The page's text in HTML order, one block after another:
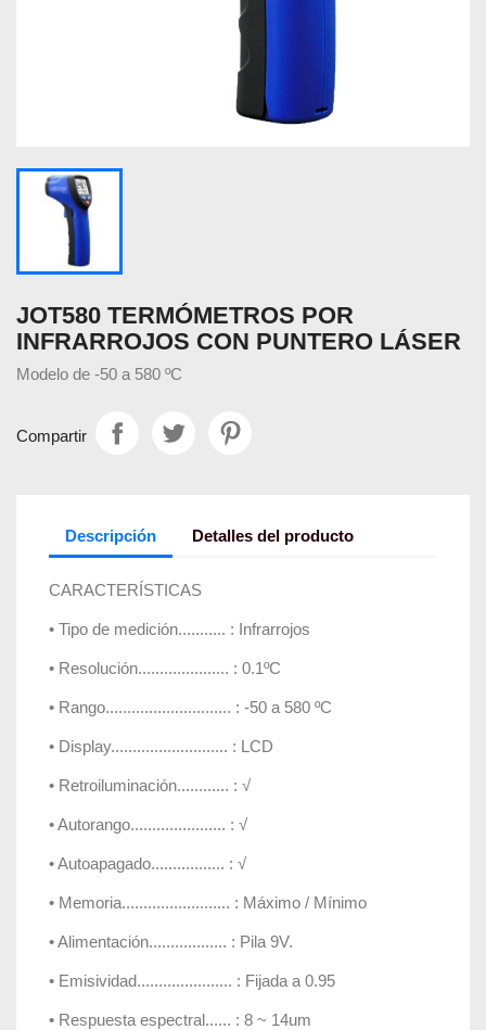
JOT580 TERMÓMETROS POR
INFRARROJOS CON PUNTERO LÁSER
Modelo de -50 a 580 ºC
Compartir
Descripción Detalles del producto
CARACTERÍSTICAS
• Tipo de medición........... : Infrarrojos
• Resolución..................... : 0.1ºC
• Rango............................. : -50 a 580 ºC
• Display........................... : LCD
• Retroiluminación............ : √
• Autorango...................... : √
• Autoapagado................. : √
• Memoria......................... : Máximo / Mínimo
• Alimentación.................. : Pila 9V.
• Emisividad...................... : Fijada a 0.95
• Respuesta espectral...... : 8 ~ 14um